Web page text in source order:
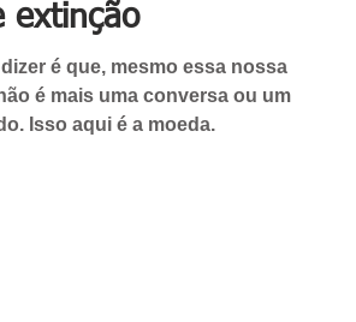
extinção
é que, mesmo essa nossa
é mais uma conversa ou um
Isso aqui é a moeda.